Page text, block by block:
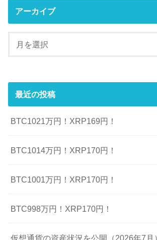
アーカイブ
最近の投稿
BTC1021万円！XRP169円！
BTC1014万円！XRP170円！
BTC1001万円！XRP170円！
BTC998万円！XRP170円！
仮想通貨の資産状況を公開（2026年7月